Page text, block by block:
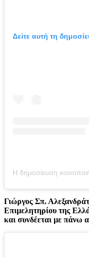
Δείτε αυτή τη
Γιώργος Σπ.
Επιμελητηρίου της
και συνδέεται με πάνω